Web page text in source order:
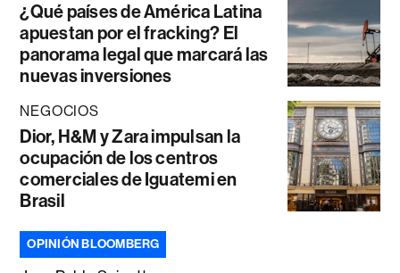
¿Qué países de América Latina
apuestan por el fracking? El
panorama legal que marcará las
nuevas inversiones
NEGOCIOS
Dior, H&M y Zara impulsan la
ocupación de los centros
comerciales de Iguatemi en
Brasil
OPINIÓN BLOOMBERG